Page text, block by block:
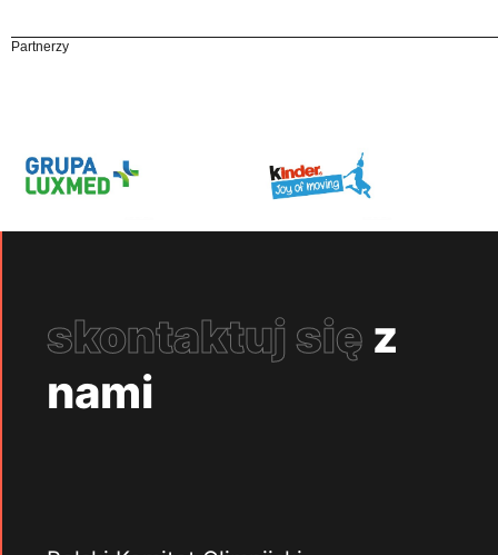
Partnerzy
skontaktuj się z
nami